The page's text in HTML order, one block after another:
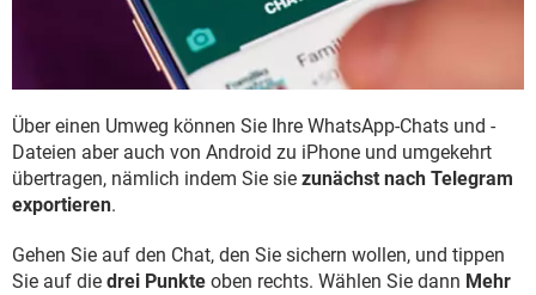
Über einen Umweg können Sie Ihre WhatsApp-Chats und -
Dateien aber auch von Android zu iPhone und umgekehrt
übertragen, nämlich indem Sie sie zunächst nach Telegram
exportieren.
Gehen Sie auf den Chat, den Sie sichern wollen, und tippen
Sie auf die drei Punkte oben rechts. Wählen Sie dann Mehr